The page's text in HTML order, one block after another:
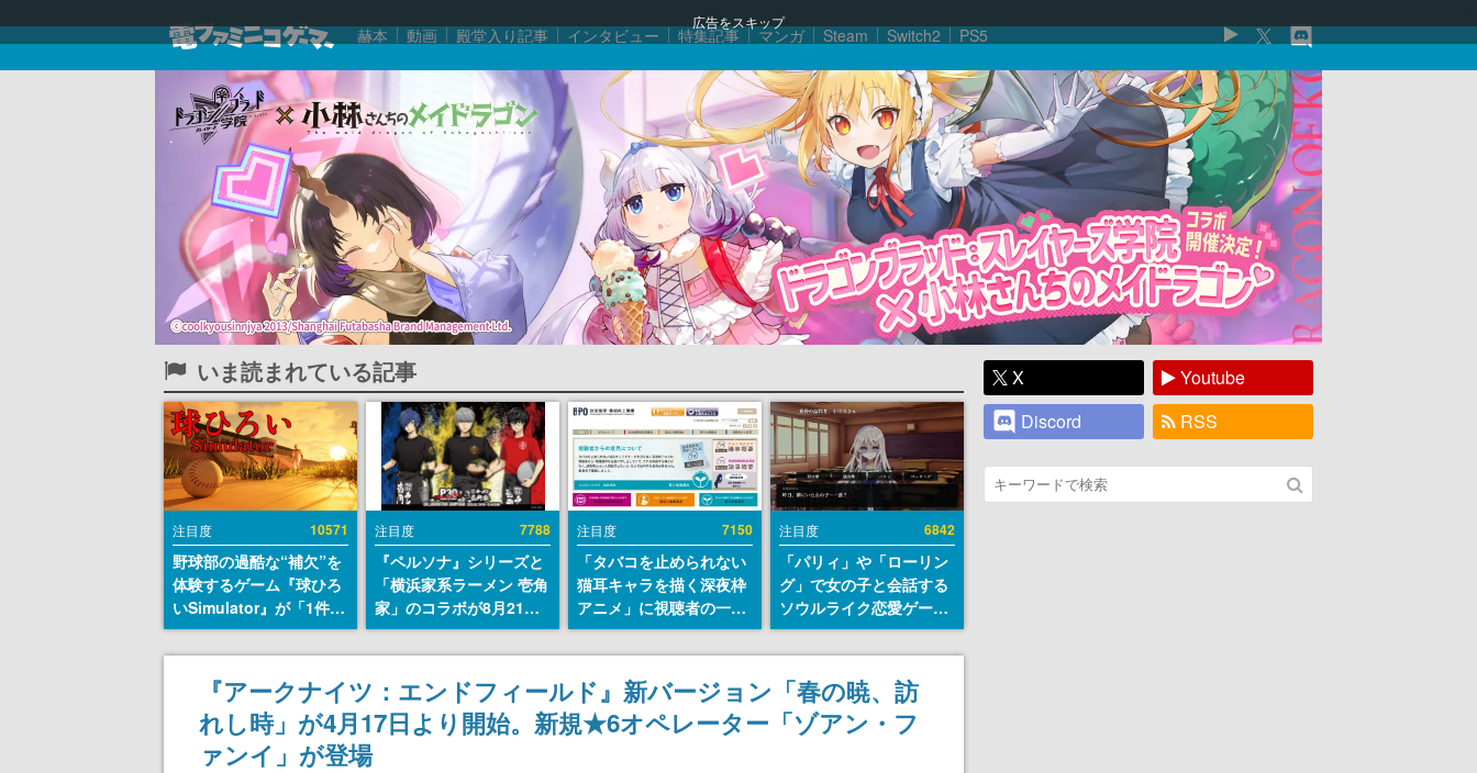
広告をスキップ
赫本 動画 殿堂入り記事 インタビュー 特集記事 マンガ Steam Switch2 PS5
いま読まれている記事
注目度 10571
野球部の過酷な“補欠”を
体験するゲーム『球ひろ
いSimulator』が「1件」
のウィッシュリストをも
とにチェコ語に対応し
SNSで話題に。『キング
ダム・カム』開発元やチ
ェコのプロ野球選手から
称賛の声
注目度 7788
『ペルソナ』シリーズと
「横浜家系ラーメン 壱角
家」のコラボが8月21日
から開催。”はがくれ”風
とんこつラーメンや、お
いしく食べられるカレー
ラーメンがラインナップ
注目度 7150
「タバコを止められない
猫耳キャラを描く深夜枠
アニメ」に視聴者の一部
から批判意見。違法薬物
の使用と思しき描写も含
めて、BPOが議論を交わ
す
注目度 6842
「パリィ」や「ローリン
グ」で女の子と会話する
ソウルライク恋愛ゲーム
『小早川さんはソウルラ
イク』無料公開。返事に
失敗すると「YOU
DIED」
『アークナイツ：エンドフィールド』新バージョン「春の暁、訪
れし時」が4月17日より開始。新規★6オペレーター「ゾアン・フ
ァンイ」が登場
X
Youtube
Discord
RSS